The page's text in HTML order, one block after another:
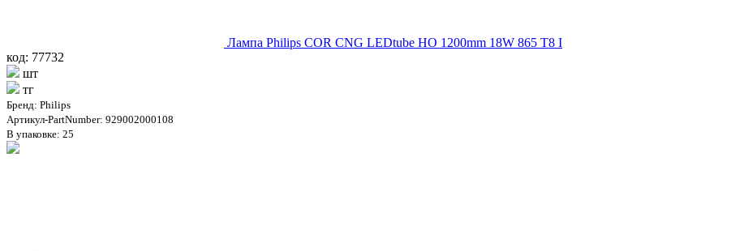
Лампа Philips COR CNG LEDtube HO 1200mm 18W 865 T8 I
код: 77732
шт
тг
Бренд: Philips
Артикул-PartNumber: 929002000108
В упаковке: 25